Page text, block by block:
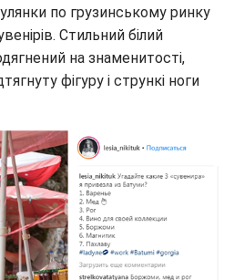
по грузинському ринку
Стильний білий
на знаменитості,
фігуру і стрункі ноги